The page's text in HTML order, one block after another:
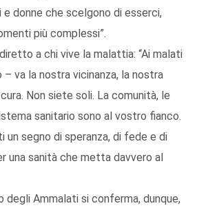
e donne che scelgono di esserci,
più complessi”.
a chi vive la malattia: “Ai malati
va la nostra vicinanza, la nostra
Non siete soli. La comunità, le
sanitario sono al vostro fianco.
un segno di speranza, di fede e di
una sanità che metta davvero al
degli Ammalati si conferma, dunque,